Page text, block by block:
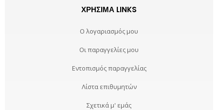
ΧΡΉΣΙΜΑ LINKS
Ο λογαριασμός μου
Οι παραγγελίες μου
Εντοπισμός παραγγελίας
Λίστα επιθυμητών
Σχετικά μ' εμάς